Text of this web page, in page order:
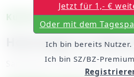
Kulturvorschau (II)
Hommage an
Samstag, 05. April 2008, 00:00
Jetzt für 1,- €
Oder mit dem
Ich bin bereits Nutzer.
Ich bin SZ/BZ-